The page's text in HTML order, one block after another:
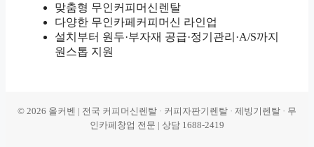
맞춤형 무인커피머신렌탈
다양한 무인카페커피머신 라인업
설치부터 원두·부자재 공급·정기관리·A/S까지
원스톱 지원
© 2026 올커벤 | 전국 커피머신렌탈 · 커피자판기렌탈 · 제빙기렌탈 · 무
인카페창업 전문 | 상담 1688-2419